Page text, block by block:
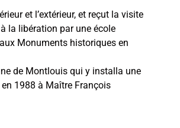
et l’extérieur, et reçut la visite
la libération par une école
Monuments historiques en
de Montlouis qui y installa une
1988 à Maître François